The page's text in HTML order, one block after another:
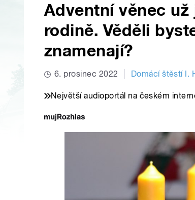
Adventní věnec
rodině. Věděli
znamenají?
6. prosinec 2022 Domácí štěstí I.
Největší audioportál na českém